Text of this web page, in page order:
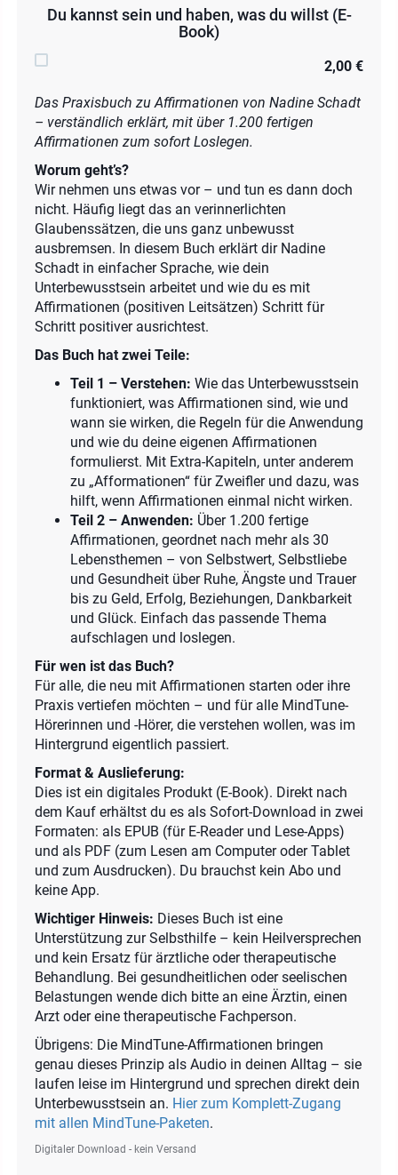
Du kannst sein und haben, was du willst (E-
Book)
2,00 €
Das Praxisbuch zu Affirmationen von Nadine Schadt
– verständlich erklärt, mit über 1.200 fertigen
Affirmationen zum sofort Loslegen.
Worum geht’s?
Wir nehmen uns etwas vor – und tun es dann doch
nicht. Häufig liegt das an verinnerlichten
Glaubenssätzen, die uns ganz unbewusst
ausbremsen. In diesem Buch erklärt dir Nadine
Schadt in einfacher Sprache, wie dein
Unterbewusstsein arbeitet und wie du es mit
Affirmationen (positiven Leitsätzen) Schritt für
Schritt positiver ausrichtest.
Das Buch hat zwei Teile:
Teil 1 – Verstehen: Wie das Unterbewusstsein
funktioniert, was Affirmationen sind, wie und
wann sie wirken, die Regeln für die Anwendung
und wie du deine eigenen Affirmationen
formulierst. Mit Extra-Kapiteln, unter anderem
zu „Afformationen“ für Zweifler und dazu, was
hilft, wenn Affirmationen einmal nicht wirken.
Teil 2 – Anwenden: Über 1.200 fertige
Affirmationen, geordnet nach mehr als 30
Lebensthemen – von Selbstwert, Selbstliebe
und Gesundheit über Ruhe, Ängste und Trauer
bis zu Geld, Erfolg, Beziehungen, Dankbarkeit
und Glück. Einfach das passende Thema
aufschlagen und loslegen.
Für wen ist das Buch?
Für alle, die neu mit Affirmationen starten oder ihre
Praxis vertiefen möchten – und für alle MindTune-
Hörerinnen und -Hörer, die verstehen wollen, was im
Hintergrund eigentlich passiert.
Format & Auslieferung:
Dies ist ein digitales Produkt (E-Book). Direkt nach
dem Kauf erhältst du es als Sofort-Download in zwei
Formaten: als EPUB (für E-Reader und Lese-Apps)
und als PDF (zum Lesen am Computer oder Tablet
und zum Ausdrucken). Du brauchst kein Abo und
keine App.
Wichtiger Hinweis: Dieses Buch ist eine
Unterstützung zur Selbsthilfe – kein Heilversprechen
und kein Ersatz für ärztliche oder therapeutische
Behandlung. Bei gesundheitlichen oder seelischen
Belastungen wende dich bitte an eine Ärztin, einen
Arzt oder eine therapeutische Fachperson.
Übrigens: Die MindTune-Affirmationen bringen
genau dieses Prinzip als Audio in deinen Alltag – sie
laufen leise im Hintergrund und sprechen direkt dein
Unterbewusstsein an. Hier zum Komplett-Zugang
mit allen MindTune-Paketen.
Digitaler Download - kein Versand